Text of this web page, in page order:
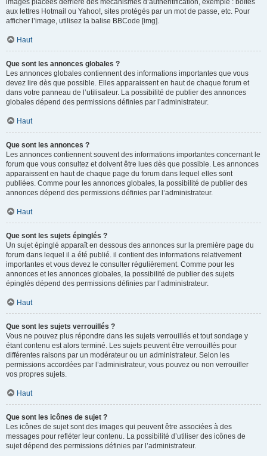
images placées derrière des mécanismes d’authentification, exemple : boîtes
aux lettres Hotmail ou Yahoo!, sites protégés par un mot de passe, etc. Pour
afficher l’image, utilisez la balise BBCode [img].
Haut
Que sont les annonces globales ?
Les annonces globales contiennent des informations importantes que vous
devez lire dès que possible. Elles apparaissent en haut de chaque forum et
dans votre panneau de l’utilisateur. La possibilité de publier des annonces
globales dépend des permissions définies par l’administrateur.
Haut
Que sont les annonces ?
Les annonces contiennent souvent des informations importantes concernant le
forum que vous consultez et doivent être lues dès que possible. Les annonces
apparaissent en haut de chaque page du forum dans lequel elles sont
publiées. Comme pour les annonces globales, la possibilité de publier des
annonces dépend des permissions définies par l’administrateur.
Haut
Que sont les sujets épinglés ?
Un sujet épinglé apparaît en dessous des annonces sur la première page du
forum dans lequel il a été publié. il contient des informations relativement
importantes et vous devez le consulter régulièrement. Comme pour les
annonces et les annonces globales, la possibilité de publier des sujets
épinglés dépend des permissions définies par l’administrateur.
Haut
Que sont les sujets verrouillés ?
Vous ne pouvez plus répondre dans les sujets verrouillés et tout sondage y
étant contenu est alors terminé. Les sujets peuvent être verrouillés pour
différentes raisons par un modérateur ou un administrateur. Selon les
permissions accordées par l’administrateur, vous pouvez ou non verrouiller
vos propres sujets.
Haut
Que sont les icônes de sujet ?
Les icônes de sujet sont des images qui peuvent être associées à des
messages pour refléter leur contenu. La possibilité d’utiliser des icônes de
sujet dépend des permissions définies par l’administrateur.